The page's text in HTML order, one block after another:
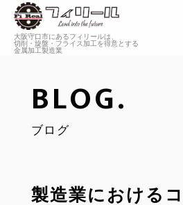
大阪守口市にあるフィリールは、
切削・旋盤・フライス加工を得意とする
金属加工製造業
BLOG.
ブログ
製造業における